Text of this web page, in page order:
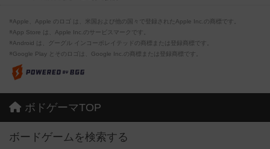
※Apple、Apple のロゴ は、米国および他の国々で登録されたApple Inc.の商標です。
※App Store は、Apple Inc.のサービスマークです。
※Android は、グーグル インコーポレイテッドの商標または登録商標です。
※Google Play とそのロゴは、Google Inc.の商標または登録商標です。
ボドゲーマTOP
ボードゲームを検索する